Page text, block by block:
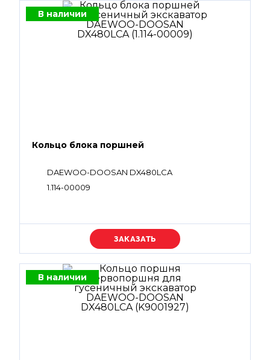
В наличии
Кольцо блока поршней
DAEWOO-DOOSAN DX480LCA
1.114-00009
Уточняйте цену
В наличии